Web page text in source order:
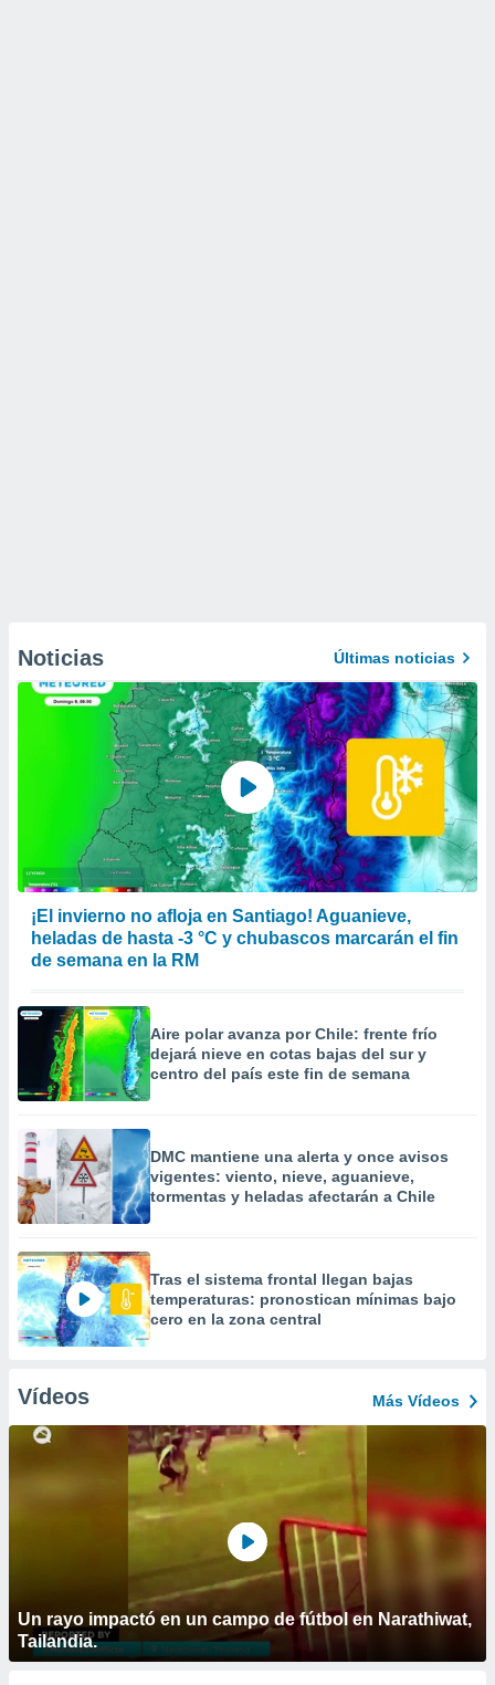
Noticias Últimas noticias
¡El invierno no afloja en Santiago! Aguanieve,
heladas de hasta -3 °C y chubascos marcarán el fin
de semana en la RM
Aire polar avanza por Chile: frente frío
dejará nieve en cotas bajas del sur y
centro del país este fin de semana
DMC mantiene una alerta y once avisos
vigentes: viento, nieve, aguanieve,
tormentas y heladas afectarán a Chile
Tras el sistema frontal llegan bajas
temperaturas: pronostican mínimas bajo
cero en la zona central
Vídeos Más Vídeos
Un rayo impactó en un campo de fútbol en Narathiwat,
Tailandia.